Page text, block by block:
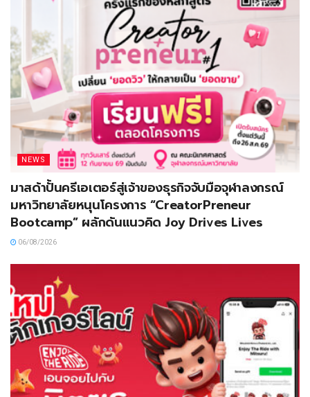
NEWS
มาสด้าปั้นครีเอเตอร์สู่เจ้าของธุรกิจจับมือจุฬาลงกรณ์
มหาวิทยาลัยหนุนโครงการ “CreatorPreneur
Bootcamp” ผลักดันแนวคิด Joy Drives Lives
06/08/2026